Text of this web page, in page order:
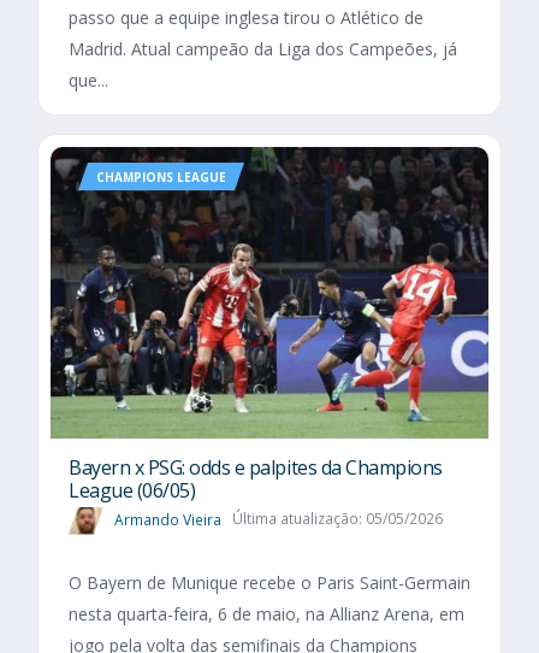
passo que a equipe inglesa tirou o Atlético de
Madrid. Atual campeão da Liga dos Campeões, já
que...
CHAMPIONS LEAGUE
Bayern x PSG: odds e palpites da Champions
League (06/05)
Armando Vieira Última atualização: 05/05/2026
O Bayern de Munique recebe o Paris Saint-Germain
nesta quarta-feira, 6 de maio, na Allianz Arena, em
jogo pela volta das semifinais da Champions